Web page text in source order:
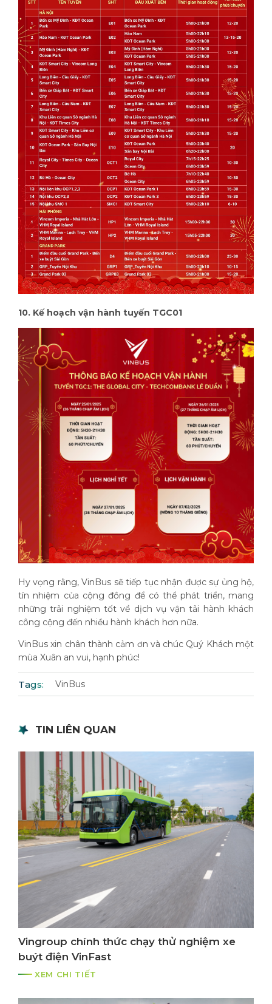
10. Kế hoạch vận hành tuyến TGC01
Hy vọng rằng, VinBus sẽ tiếp tục nhận được sự ủng hộ,
tín nhiệm của cộng đồng để có thể phát triển, mang
những trải nghiệm tốt về dịch vụ vận tải hành khách
công cộng đến nhiều hành khách hơn nữa.
VinBus xin chân thành cảm ơn và chúc Quý Khách một
mùa Xuân an vui, hạnh phúc!
Tags: VinBus
TIN LIÊN QUAN
Vingroup chính thức chạy thử nghiệm xe
buýt điện VinFast
XEM CHI TIẾT